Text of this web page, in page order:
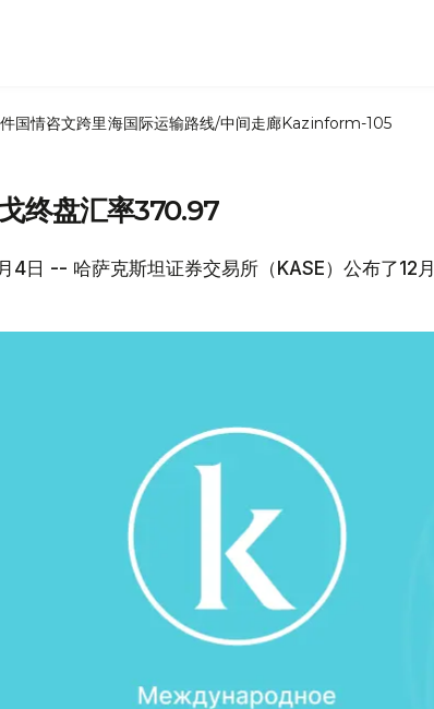
国情咨文跨里海国际运输路线/中间走廊Kazinform-105
终盘汇率370.97
4日 -- 哈萨克斯坦证券交易所（KASE）公布了12